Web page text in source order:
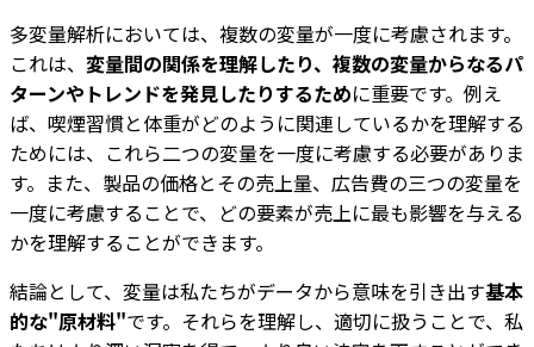
多変量解析においては、複数の変量が一度に考慮されます。
これは、 変量間の関係を理解したり、複数の変量からなるパ
ターンやトレンドを発見したりするために重要です。例え
ば、喫煙習慣と体重がどのように関連しているかを理解する
ためには、これら二つの変量を一度に考慮する必要がありま
す。また、製品の価格とその売上量、広告費の三つの変量を
一度に考慮することで、どの要素が売上に最も影響を与える
かを理解することができます。
結論として、変量は私たちがデータから意味を引き出す基本
的な"原材料"です。それらを理解し、適切に扱うことで、私